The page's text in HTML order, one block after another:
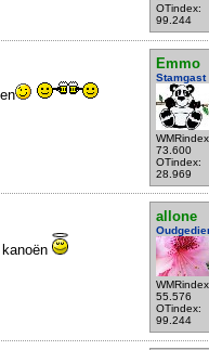
OTindex:
99.244
Emmo
Stamgast
73.600
OTindex:
28.969
allone
55.576
OTindex:
99.244